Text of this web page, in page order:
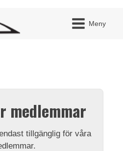
Meny
medlemmar
tillgänglig för våra